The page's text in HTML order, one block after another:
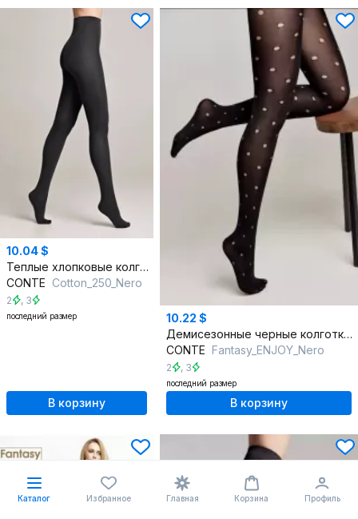
10.04 $
Теплые хлопковые колготки черные с лайкрой для зимних дней
CONTE Cotton_250_Nero
2 , 3
последний размер
В корзину
10.22 $
Демисезонные черные колготки с горошком 60 den
CONTE
Fantasy_ENJOY_Nero
2 , 3
последний размер
В корзину
Каталог Избранное Главная Корзина Профиль